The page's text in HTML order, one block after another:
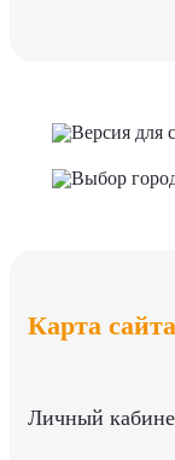
Версия для
Выбор
Карта сайта
Личный